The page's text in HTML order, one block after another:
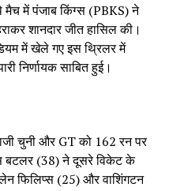
में पंजाब किंग्स (PBKS) ने
शानदार जीत हासिल की।
में खेले गए इस थ्रिलर में
निर्णायक साबित हुई।
चुनी और GT को 162 रन पर
बटलर (38) ने दूसरे विकेट के
फिलिप्स (25) और वाशिंगटन